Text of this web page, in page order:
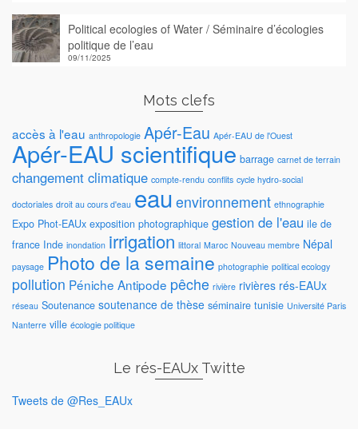
Political ecologies of Water / Séminaire d’écologies
politique de l’eau
09/11/2025
Mots clefs
accès à l'eau anthropologie Apér-Eau Apér-EAU de l'Ouest
Apér-EAU scientifique barrage carnet de terrain
changement climatique compte-rendu conflits cycle hydro-social
doctoriales droit au cours d'eau eau environnement ethnographie
Expo Phot-EAUx exposition photographique gestion de l'eau ile de
france Inde inondation irrigation littoral Maroc Nouveau membre Népal
paysage Photo de la semaine photographie political ecology
pollution Péniche Antipode pêche rivière rivières rés-EAUx
réseau Soutenance soutenance de thèse séminaire tunisie Université Paris
Nanterre ville écologie politique
Le rés-EAUx Twitte
Tweets de @Res_EAUx